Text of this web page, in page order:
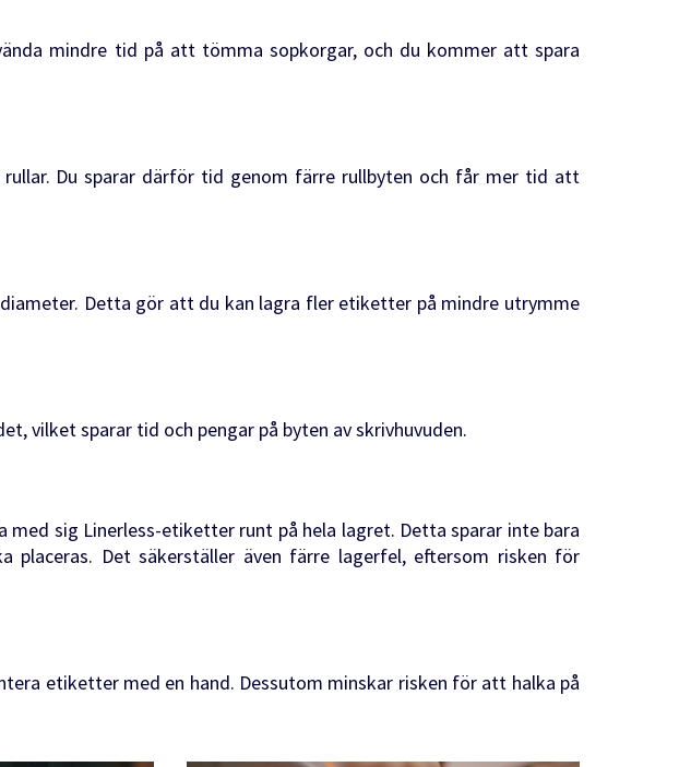
mindre tid på att tömma sopkorgar, och du kommer att spara
Du sparar därför tid genom färre rullbyten och får mer tid att
Detta gör att du kan lagra fler etiketter på mindre utrymme
vilket sparar tid och pengar på byten av skrivhuvuden.
sig Linerless-etiketter runt på hela lagret. Detta sparar inte bara
Det säkerställer även färre lagerfel, eftersom risken för
etiketter med en hand. Dessutom minskar risken för att halka på